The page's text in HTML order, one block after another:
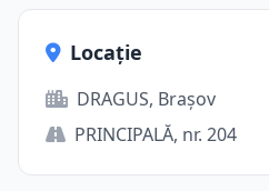
Locație
DRAGUS, Brașov
PRINCIPALĂ, nr. 204